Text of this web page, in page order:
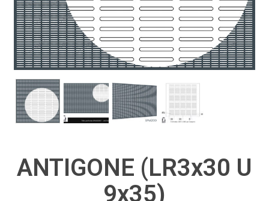
ANTIGONE (LR3x30 U
9x35)